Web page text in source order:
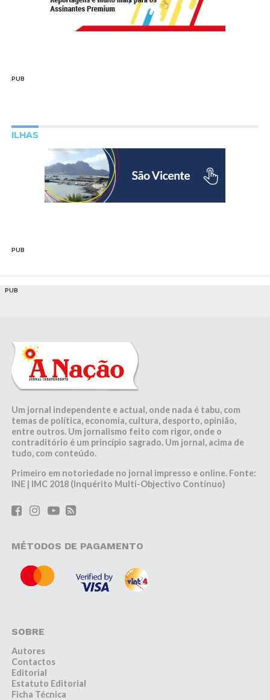
PUB
ILHAS
PUB
PUB
Um jornal independente e actual, onde nada é tabu, com
temas de política, economia, cultura, desporto, opinião,
entre outros. Um jornalismo feito com rigor, onde o
contraditório é um princípio sagrado. Um jornal, acima de
tudo, com conteúdo.
Primeiro em notoriedade no jornal impresso e online. Fonte:
INE | IMC 2018 (Inquérito Multi-Objectivo Contínuo)
MÉTODOS DE PAGAMENTO
SOBRE
Autores
Contactos
Editorial
Estatuto Editorial
Ficha Técnica